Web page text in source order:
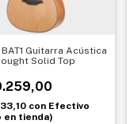
Guitarra Acústica
Solid Top
con Efectivo
en tienda)